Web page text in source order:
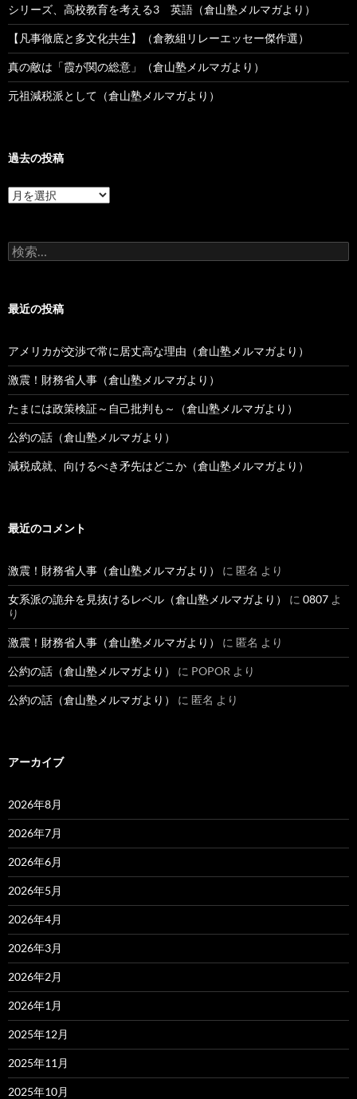
シリーズ、高校教育を考える3 英語（倉山塾メルマガより）
【凡事徹底と多文化共生】（倉教組リレーエッセー傑作選）
真の敵は「霞が関の総意」（倉山塾メルマガより）
元祖減税派として（倉山塾メルマガより）
過去の投稿
過
去
稿
検
索:
最近の投稿
アメリカが交渉で常に居丈高な理由（倉山塾メルマガより）
激震！財務省人事（倉山塾メルマガより）
たまには政策検証～自己批判も～（倉山塾メルマガより）
公約の話（倉山塾メルマガより）
減税成就、向けるべき矛先はどこか（倉山塾メルマガより）
最近のコメント
激震！財務省人事（倉山塾メルマガより） に 匿名 より
女系派の詭弁を見抜けるレベル（倉山塾メルマガより） に 0807 よ
り
激震！財務省人事（倉山塾メルマガより） に 匿名 より
公約の話（倉山塾メルマガより） に POPOR より
公約の話（倉山塾メルマガより） に 匿名 より
アーカイブ
2026年8月
2026年7月
2026年6月
2026年5月
2026年4月
2026年3月
2026年2月
2026年1月
2025年12月
2025年11月
2025年10月